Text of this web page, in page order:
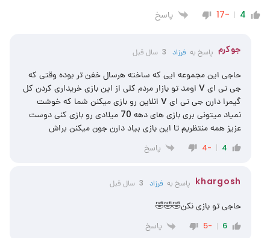
4
-17 پاسخ
جوکرم پاسخ به فرزاد 3 سال قبل
حاجی این مجموعه ایی که ساخته هرسال خفن تر بوده وقتی که
جی تی ای ‌V اومد تو بازار مردم کلی از این بازی خریداری کردن کل
گیمرا دارن جی تی ای V انلاین رو بازی میکنن شما که خوشت
نمیاد میتونی بری بازی های دهه 70 میلادی رو بازی کنی دوست
عزیز همه منتظریم تا این بازی بیاد دارن جون میکنن براش
4
-4 پاسخ
khargosh پاسخ به فرزاد 3 سال قبل
حاجی تو بازی نکن🤣🤣🤣
6
-5 پاسخ